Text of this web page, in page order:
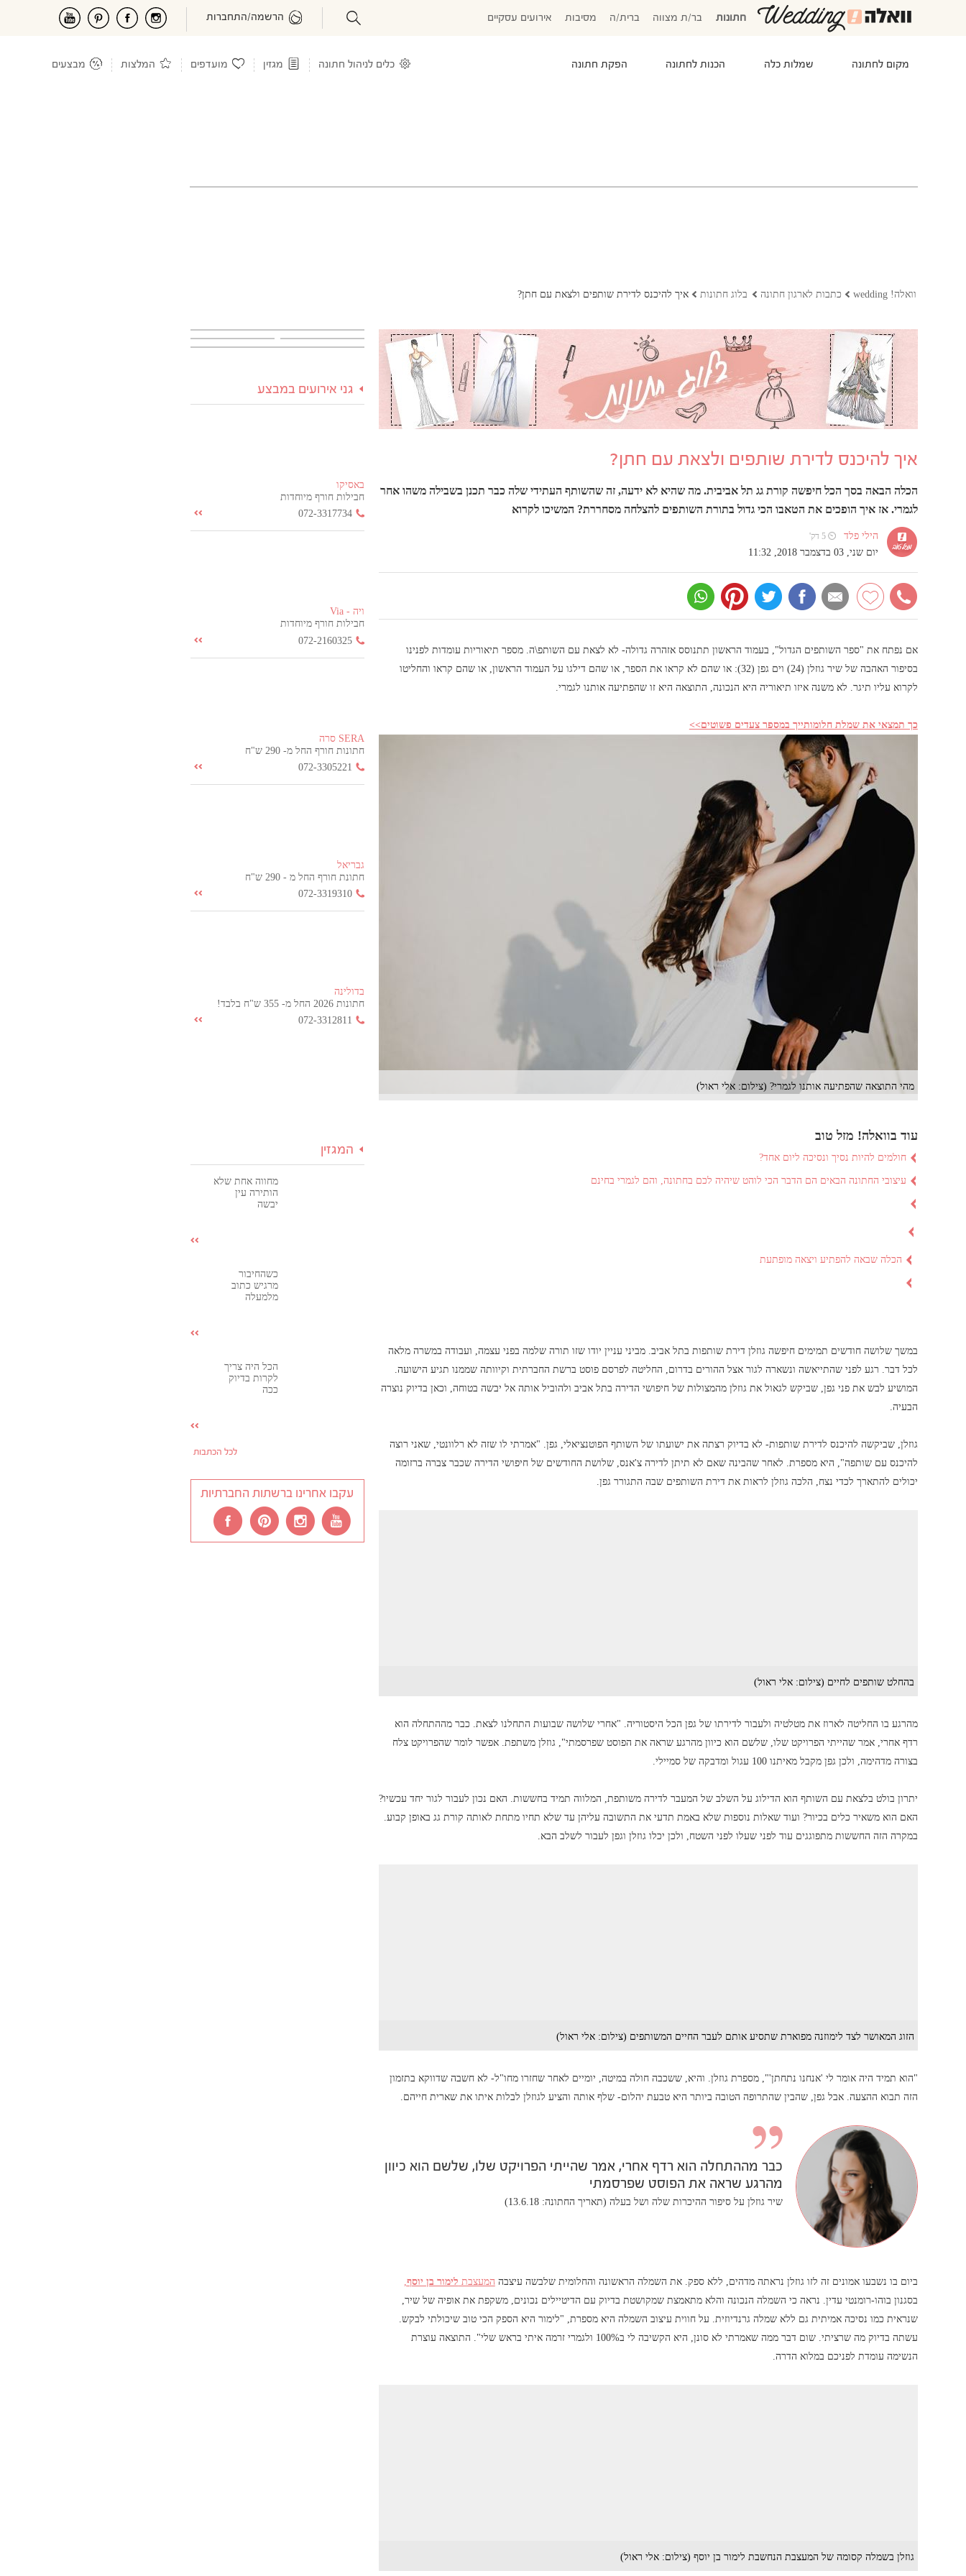
חתונות בר/ת מצווה ברית/ה מסיבות אירועים עסקיים הרשמה/התחברות
מקום לחתונה שמלות כלה הכנות לחתונה הפקת חתונה כלים לניהול חתונה מגזין מועדפים המלצות מבצעים
וואלה! wedding כתבות לארגון חתונה בלוג חתונות איך להיכנס לדירת שותפים ולצאת עם חתן?
איך להיכנס לדירת שותפים ולצאת עם חתן?
הכלה הבאה בסך הכל חיפשה קורת גג תל אביבית. מה שהיא לא ידעה, זה שהשותף העתידי שלה כבר תכנן בשבילה משהו אחר
לגמרי. אז איך הופכים את הטאבו הכי גדול בתורת השותפים להצלחה מסחררת? המשיכו לקרוא
הילי פלד ⏲ 5 דק'
יום שני, 03 בדצמבר 2018, 11:32
אם נפתח את "ספר השותפים הגדול", בעמוד הראשון תתנוסס אזהרה גדולה- לא לצאת עם השותפ\ה. מספר תיאוריות עומדות לפנינו
בסיפור האהבה של שיר גוזלן (24) וים גפן (32): או שהם לא קראו את הספר, או שהם דילגו על העמוד הראשון, או שהם קראו והחליטו
לקרוא עליו תיגר. לא משנה איזו תיאוריה היא הנכונה, התוצאה היא זו שהפתיעה אותנו לגמרי.
כך תמצאי את שמלת חלומותייך במספר צעדים פשוטים>>
מהי התוצאה שהפתיעה אותנו לגמרי? (צילום: אלי ראול)
עוד בוואלה! מזל טוב
חולמים להיות נסיך ונסיכה ליום אחד?
עיצובי החתונה הבאים הם הדבר הכי לוהט שיהיה לכם בחתונה, והם לגמרי בחינם
הכלה שבאה להפתיע ויצאה מופתעת
במשך שלושה חודשים תמימים חיפשה גוזלן דירת שותפות בתל אביב. מביני עניין יודו שזו תורה שלמה בפני עצמה, ועבודה במשרה מלאה
לכל דבר. רגע לפני שהתייאשה ונשארה לגור אצל ההורים בדרום, החליטה לפרסם פוסט ברשת החברתית וקיוותה שממנו תגיע הישועה.
המושיע לבש את פני גפן, שביקש לגאול את גוזלן מהמצולות של חיפושי הדירה בתל אביב ולהוביל אותה אל יבשה בטוחה, וכאן בדיוק נוצרה
הבעיה.
גוזלן, שביקשה להיכנס לדירת שותפות- לא בדיוק רצתה את ישועתו של השותף הפוטנציאלי, גפן. "אמרתי לו שזה לא רלוונטי, שאני רוצה
להיכנס עם שותפה", היא מספרת. לאחר שהבינה שאם לא תיתן לדירה צ'אנס, שלושת החודשים של חיפושי הדירה שכבר צברה ברזומה
יכולים להתארך לכדי נצח, הלכה גוזלן לראות את דירת השותפים שבה התגורר גפן.
בהחלט שותפים לחיים (צילום: אלי ראול)
מהרגע בו החליטה לארוז את מטלטיה ולעבור לדירתו של גפן הכל היסטוריה. "אחרי שלושה שבועות התחלנו לצאת. כבר מההתחלה הוא
רדף אחרי, אמר שהייתי הפרויקט שלו, שלשם הוא כיוון מהרגע שראה את הפוסט שפרסמתי", גוזלן משתפת. אפשר לומר שהפרויקט צלח
בצורה מדהימה, ולכן גפן מקבל מאיתנו 100 עגול ומדבקה של סמיילי.
יתרון בולט בלצאת עם השותף הוא הדילוג על השלב של המעבר לדירה משותפת, המלווה תמיד בחששות. האם נכון לעבור לגור יחד עכשיו?
האם הוא משאיר כלים בכיור? ועוד שאלות נוספות שלא באמת תדעי את התשובה עליהן עד שלא תחיו מתחת לאותה קורת גג באופן קבוע.
במקרה הזה החששות מתפוגגים עוד לפני שעלו לפני השטח, ולכן יכלו גוזלן וגפן לעבור לשלב הבא.
הזוג המאושר לצד לימוזנה מפוארת שתסיע אותם לעבר החיים המשותפים (צילום: אלי ראול)
"הוא תמיד היה אומר לי 'אנחנו נתחתן'", מספרת גוזלן. והיא, ששכבה חולה במיטה, יומיים לאחר שחזרו מחו"ל- לא חשבה שדווקא בתזמון
הזה תבוא ההצעה. אבל גפן, שהבין שהתרופה הטובה ביותר היא טבעת יהלום- שלף אותה והציע לגוזלן לבלות איתו את שארית חייהם.
כבר מההתחלה הוא רדף אחרי, אמר שהייתי הפרויקט שלו, שלשם הוא כיוון
מהרגע שראה את הפוסט שפרסמתי
שיר גוזלן על סיפור ההיכרות שלה ושל בעלה (תאריך החתונה: 13.6.18)
ביום בו נשבעו אמונים זה לזו גוזלן נראתה מדהים, ללא ספק. את השמלה הראשונה והחלומית שלבשה עיצבה המעצבת לימור בן יוסף,
בסגנון בוהו-רומנטי עדין. נראה כי השמלה הנכונה והלא מתאמצת שמקושטת בדיוק עם הדיטיילים נכונים, משקפת את אופיה של שיר,
שנראית כמו נסיכה אמיתית גם ללא שמלה גרנדיוזית. על חווית עיצוב השמלה היא מספרת, "לימור היא הספק הכי טוב שיכולתי לבקש.
עשתה בדיוק מה שרציתי. שום דבר ממה שאמרתי לא סונן, היא הקשיבה לי ב100% ולגמרי זרמה איתי בראש שלי". התוצאה עוצרת
הנשימה עומדת לפניכם במלוא הדרה.
גוזלן בשמלה קסומה של המעצבת הנחשבת לימור בן יוסף (צילום: אלי ראול)
גני אירועים במבצע
באסיקו
חבילות חורף מיוחדות
072-3317734
ויה - Via
חבילות חורף מיוחדות
072-2160325
SERA סרה
חתונות חורף החל מ- 290 ש"ח
072-3305221
גבריאל
חתונת חורף החל מ - 290 ש"ח
072-3319310
בדולינה
חתונות 2026 החל מ- 355 ש"ח בלבד!
072-3312811
המגזין
מחווה אחת שלא
הותירה עין
יבשה
כשהחיבור
מרגיש כתוב
מלמעלה
הכל היה צריך
לקרות בדיוק
ככה
לכל הכתבות
עקבו אחרינו ברשתות החברתיות